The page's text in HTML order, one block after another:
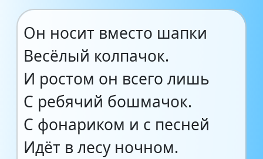
Он носит вместо шапки
Весёлый колпачок.
И ростом он всего лишь
С ребячий бошмачок.
С фонариком и с песней
Идёт в лесу ночном.